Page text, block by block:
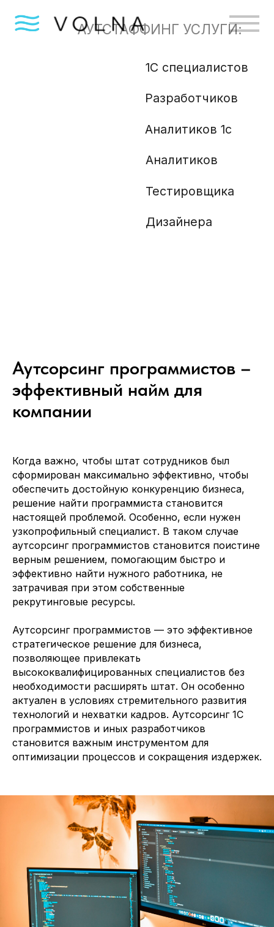
Разработчиков
Аналитиков 1с
Тестировщика
Дизайнера
АУТСТАФФИНГ УСЛУГИ:
Аутсорсинг программистов –
эффективный найм для
компании
Когда важно, чтобы штат сотрудников был
сформирован максимально эффективно, чтобы
обеспечить достойную конкуренцию бизнеса,
решение найти программиста становится
настоящей проблемой. Особенно, если нужен
узкопрофильный специалист. В таком случае
аутсорсинг программистов становится поистине
верным решением, помогающим быстро и
эффективно найти нужного работника, не
затрачивая при этом собственные
рекрутинговые ресурсы.
Аутсорсинг программистов — это эффективное
стратегическое решение для бизнеса,
позволяющее привлекать
высококвалифицированных специалистов без
необходимости расширять штат. Он особенно
актуален в условиях стремительного развития
технологий и нехватки кадров. Аутсорсинг 1С
программистов и иных разработчиков
становится важным инструментом для
оптимизации процессов и сокращения издержек.